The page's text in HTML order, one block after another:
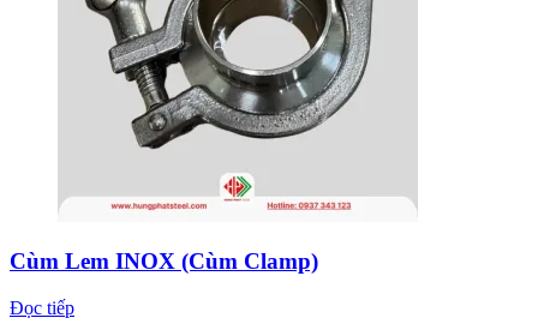
Cùm Lem INOX (Cùm Clamp)
Đọc tiếp